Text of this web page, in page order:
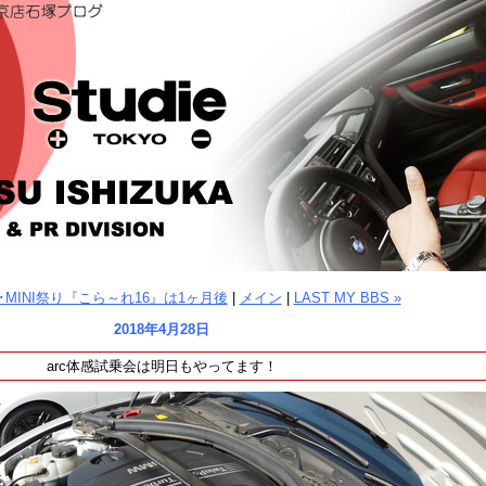
MINI祭り『こら～れ16』は1ヶ月後 メイン
LAST MY BBS »
2018年4月28日
arc体感試乗会は明日もやってます！